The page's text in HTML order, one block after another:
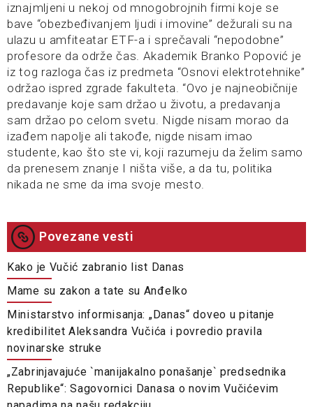
iznajmljeni u nekoj od mnogobrojnih firmi koje se
bave “obezbeđivanjem ljudi i imovine” dežurali su na
ulazu u amfiteatar ETF-a i sprečavali “nepodobne”
profesore da održe čas. Akademik Branko Popović je
iz tog razloga čas iz predmeta “Osnovi elektrotehnike”
održao ispred zgrade fakulteta. “Ovo je najneobičnije
predavanje koje sam držao u životu, a predavanja
sam držao po celom svetu. Nigde nisam morao da
izađem napolje ali takođe, nigde nisam imao
studente, kao što ste vi, koji razumeju da želim samo
da prenesem znanje I ništa više, a da tu, politika
nikada ne sme da ima svoje mesto.
Povezane vesti
Kako je Vučić zabranio list Danas
Mame su zakon a tate su Anđelko
Ministarstvo informisanja: „Danas“ doveo u pitanje
kredibilitet Aleksandra Vučića i povredio pravila
novinarske struke
„Zabrinjavajuće `manijakalno ponašanje` predsednika
Republike“: Sagovornici Danasa o novim Vučićevim